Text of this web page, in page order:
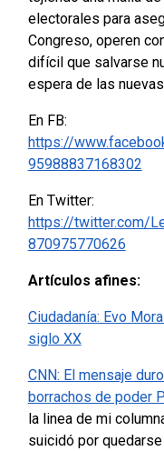
electorales para
Congreso, operen
difícil que salvarse
espera de las
En FB:
https://
95988837168302
En Twitter:
https://twitter.com/
870975770626
Artículos afines:
Ciudadanía: Evo
siglo XX
CNN: El mensaje
borrachos de poder
la linea de mi
suicidó por